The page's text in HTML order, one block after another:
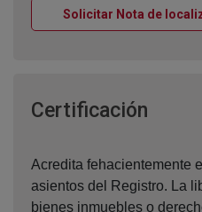
Solicitar Nota de
Certificación
Acredita fehacientemente
asientos del Registro. La
bienes inmuebles o